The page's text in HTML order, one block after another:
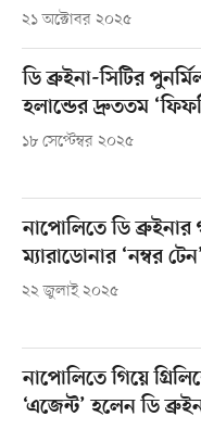
২১ অক্টোবর ২০২৫
ডি ব্রুইনা-সিটির
হলান্ডের দ্রুততম
১৮ সেপ্টেম্বর ২০২৫
নাপোলিতে ডি ব্রুইনার
ম্যারাডোনার ‘নম্বর
২২ জুলাই ২০২৫
নাপোলিতে গিয়ে
‘এজেন্ট’ হলেন ডি